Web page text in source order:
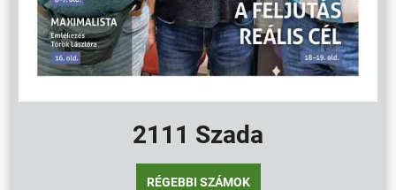
2111 Szada
RÉGEBBI SZÁMOK